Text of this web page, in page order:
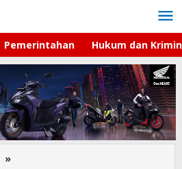
Pemerintahan Hukum dan
»